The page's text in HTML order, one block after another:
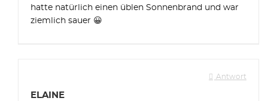
hatte natürlich einen üblen Sonnenbrand und war
ziemlich sauer 😀
Antwort
ELAINE